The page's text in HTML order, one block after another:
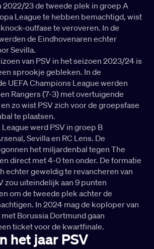
2022/23 de tweede plek in groep A
League te hebben bemachtigd, wist
outfase te veroveren. In de
de Eindhovenaren echter
Sevilla.
van PSV in het seizoen 2023/24 is
sprookje gebleken. In de
UEFA Champions League werden
Rangers (7-3) met overtuigende
zo wist PSV zich voor de groepsfase
te plaatsen.
werd PSV in groep B
Sevilla en RC Lens. De
het miljardenbal tegen The
direct met 4-0 ten onder. De formatie
echter geweldig te revancheren van
zou uiteindelijk aan 9 punten
om de tweede plek achter de
In 2024 mag de koploper van
Borussia Dortmund gaan
ticket voor de kwartfinale.
het jaar PSV